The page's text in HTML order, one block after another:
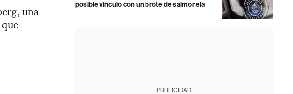
una
posible vínculo con un brote de salmonela
PUBLICIDAD